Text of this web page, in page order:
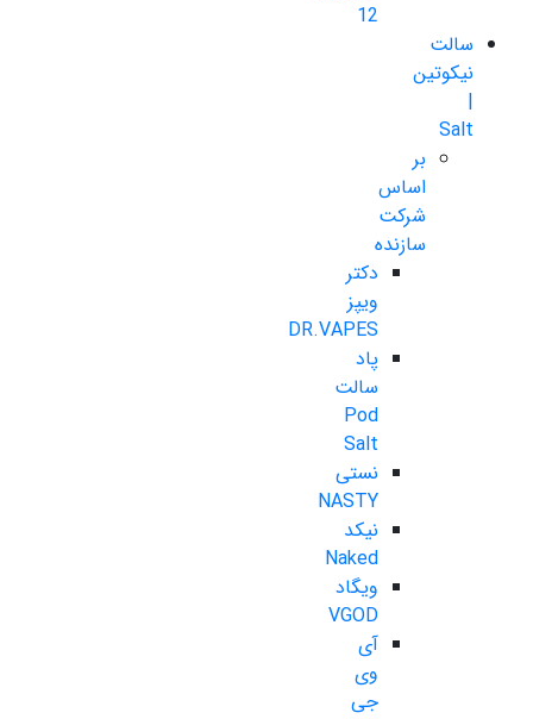
12
سالت
نیکوتین
|
Salt
بر
اساس
شرکت
سازنده
دکتر
ویپز
DR.VAPES
پاد
سالت
Pod
Salt
نستی
NASTY
نیکد
Naked
ویگاد
VGOD
آی
وی
جی